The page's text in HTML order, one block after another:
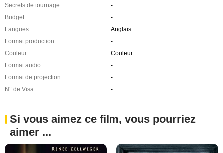
Secrets de tournage
-
Budget
-
Langues
Anglais
Format production
-
Couleur
Couleur
Format audio
-
Format de projection
-
N° de Visa
-
Si vous aimez ce film, vous pourriez
aimer ...